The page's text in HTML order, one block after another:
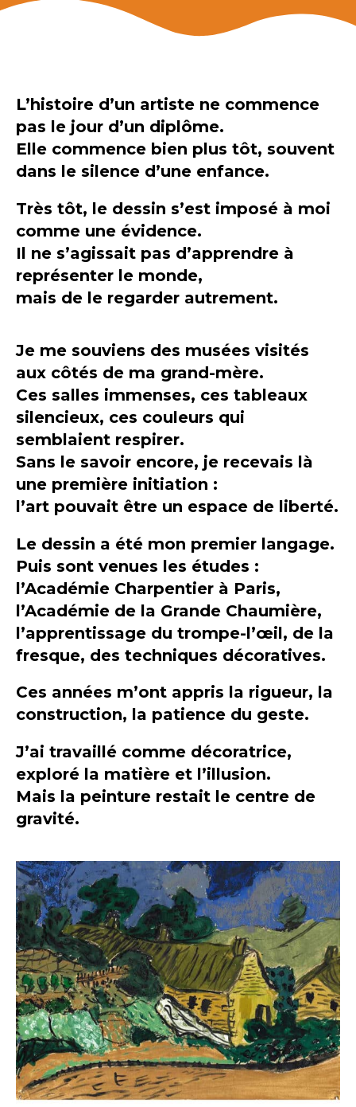
L’histoire d’un artiste ne commence
pas le jour d’un diplôme.
Elle commence bien plus tôt, souvent
dans le silence d’une enfance.
Très tôt, le dessin s’est imposé à moi
comme une évidence.
Il ne s’agissait pas d’apprendre à
représenter le monde,
mais de le regarder autrement.
Je me souviens des musées visités
aux côtés de ma grand-mère.
Ces salles immenses, ces tableaux
silencieux, ces couleurs qui
semblaient respirer.
Sans le savoir encore, je recevais là
une première initiation :
l’art pouvait être un espace de liberté.
Le dessin a été mon premier langage.
Puis sont venues les études :
l’Académie Charpentier à Paris,
l’Académie de la Grande Chaumière,
l’apprentissage du trompe-l’œil, de la
fresque, des techniques décoratives.
Ces années m’ont appris la rigueur, la
construction, la patience du geste.
J’ai travaillé comme décoratrice,
exploré la matière et l’illusion.
Mais la peinture restait le centre de
gravité.